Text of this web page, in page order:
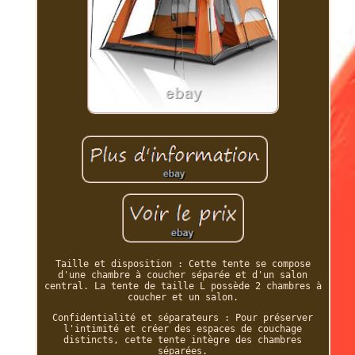
Taille et disposition : Cette tente se compose
d'une chambre à coucher séparée et d'un salon
central. La tente de taille L possède 2 chambres à
coucher et un salon.
Confidentialité et séparateurs : Pour préserver
l'intimité et créer des espaces de couchage
distincts, cette tente intègre des chambres
séparées.